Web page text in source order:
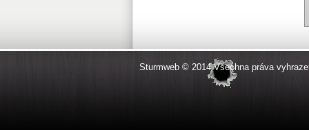
Sturmweb © 2014 Všechna práva